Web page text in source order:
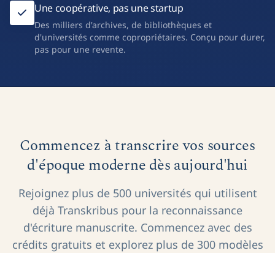
Une coopérative, pas une startup
Des milliers d'archives, de bibliothèques et
d'universités comme copropriétaires. Conçu pour durer,
pas pour une revente.
Commencez à transcrire vos sources
d'époque moderne dès aujourd'hui
Rejoignez plus de 500 universités qui utilisent
déjà Transkribus pour la reconnaissance
d'écriture manuscrite. Commencez avec des
crédits gratuits et explorez plus de 300 modèles